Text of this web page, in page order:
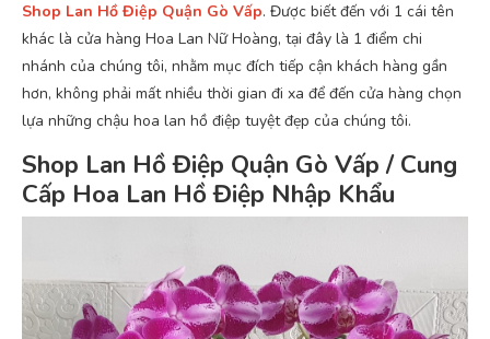
Shop Lan Hồ Điệp Quận Gò Vấp. Được biết đến với 1 cái tên
khác là cửa hàng Hoa Lan Nữ Hoàng, tại đây là 1 điểm chi
nhánh của chúng tôi, nhằm mục đích tiếp cận khách hàng gần
hơn, không phải mất nhiều thời gian đi xa để đến cửa hàng chọn
lựa những chậu hoa lan hồ điệp tuyệt đẹp của chúng tôi.
Shop Lan Hồ Điệp Quận Gò Vấp / Cung
Cấp Hoa Lan Hồ Điệp Nhập Khẩu